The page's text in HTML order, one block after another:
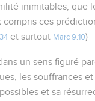
inimitables, que
compris ces
et surtout Marc 9.10)
un sens figuré
les souffrances
et sa